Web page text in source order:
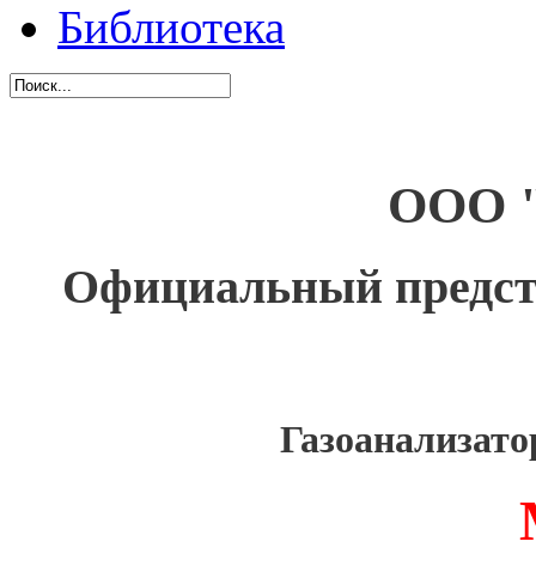
Библиотека
ООО
Официальный